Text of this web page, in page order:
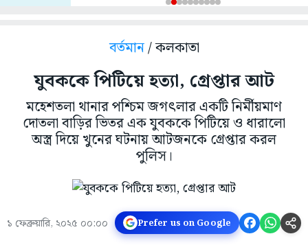
বর্তমান/ কলকাতা
যুবককে পিটিয়ে হত্যা, গ্রেপ্তার আট
মহেশতলা থানার পশ্চিম জগৎলার একটি নির্মীয়মাণ
দোতলা বাড়ির ভিতর এক যুবককে পিটিয়ে ও ধারালো
অস্ত্র দিয়ে খুনের ঘটনায় আটজনকে গ্রেপ্তার করল
পুলিস।
১ ফেব্রুয়ারি, ২০২৫ ০০:০০ Prefer us on Google